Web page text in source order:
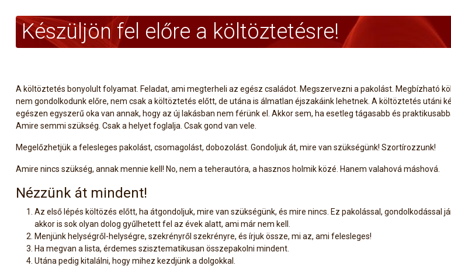
Készüljön fel előre a költöztetésre!
A költöztetés bonyolult folyamat. Feladat, ami megterheli az egész családot. Megszervezni a pakolást. Megbízható
nem gondolkodunk előre, nem csak a költöztetés előtt, de utána is álmatlan éjszakáink lehetnek. A költöztetés utáni
egészen egyszerű oka van annak, hogy az új lakásban nem férünk el. Akkor sem, ha esetleg tágasabb és
Amire semmi szükség. Csak a helyet foglalja. Csak gond van vele.
Megelőzhetjük a felesleges pakolást, csomagolást, dobozolást. Gondoljuk át, mire van szükségünk! Szortírozzunk!
Amire nincs szükség, annak mennie kell! No, nem a teherautóra, a hasznos holmik közé. Hanem valahová máshová.
Nézzünk át mindent!
Az első lépés költözés előtt, ha átgondoljuk, mire van szükségünk, és mire nincs. Ez pakolással, gondolkodással
akkor is sok olyan dolog gyűlhetett fel az évek alatt, ami már nem kell.
Menjünk helységről-helységre, szekrényről szekrényre, és írjuk össze, mi az, ami felesleges!
Ha megvan a lista, érdemes szisztematikusan összepakolni mindent.
Utána pedig kitalálni, hogy mihez kezdjünk a dolgokkal.